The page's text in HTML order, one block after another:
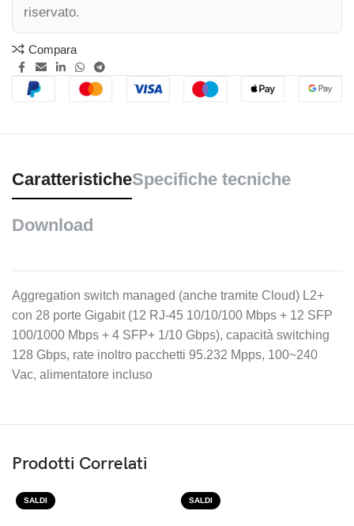
riservato.
Compara
CaratteristicheSpecifiche tecniche
Download
Aggregation switch managed (anche tramite Cloud) L2+
con 28 porte Gigabit (12 RJ-45 10/10/100 Mbps + 12 SFP
100/1000 Mbps + 4 SFP+ 1/10 Gbps), capacità switching
128 Gbps, rate inoltro pacchetti 95.232 Mpps, 100~240
Vac, alimentatore incluso
Prodotti Correlati
SALDI SALDI